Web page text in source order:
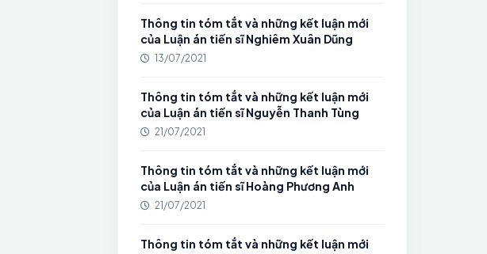
Thông tin tóm tắt và những kết luận mới
của Luận án tiến sĩ Nghiêm Xuân Dũng
13/07/2021
Thông tin tóm tắt và những kết luận mới
của Luận án tiến sĩ Nguyễn Thanh Tùng
21/07/2021
Thông tin tóm tắt và những kết luận mới
của Luận án tiến sĩ Hoàng Phương Anh
21/07/2021
Thông tin tóm tắt và những kết luận mới